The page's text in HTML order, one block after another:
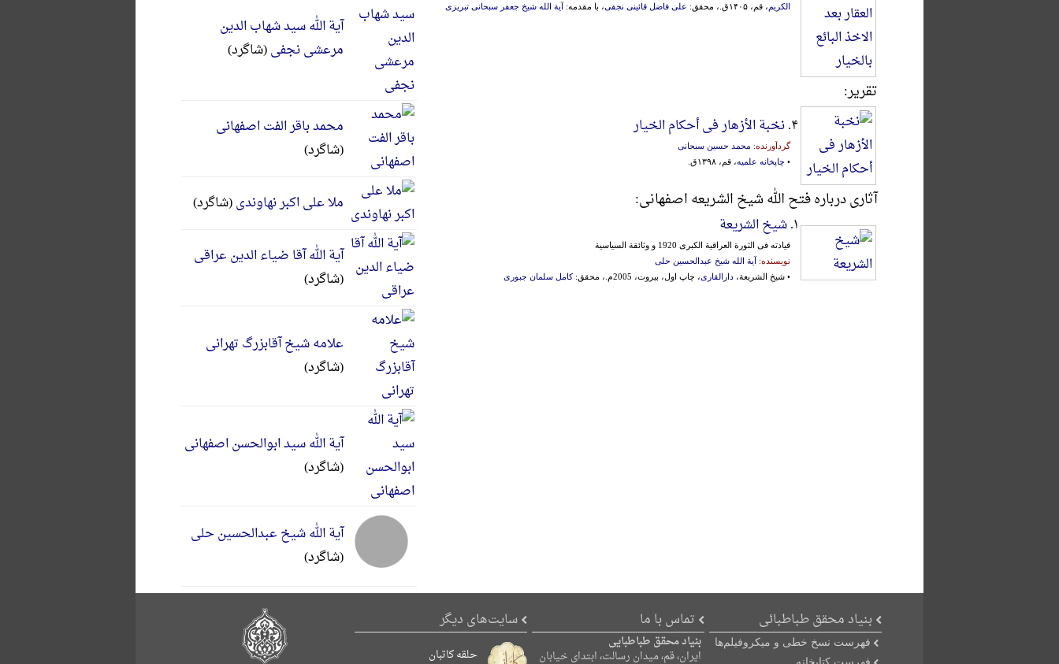
الکریم ، قم، ۱۴۰۵ق.، محقق: علی فاضل قائینی نجفی، با مقدمه: آیة الله شیخ جعفر سبحانی تبریزی
تقریر:
۴. نخبة الأزهار فی أحکام الخیار
گردآورنده: محمد حسین سبحانی
• چاپخانه علمیه، قم، ۱۳۹۸ق.
آثاری درباره فتح الله شیخ الشریعه اصفهانی:
۱. شیخ الشریعة
قیادته فی الثورة العراقیة الکبری 1920 و وثائقة السیاسیة
نویسنده: آیة الله شیخ عبدالحسین حلی
• شیخ الشریعة، دارالقاری، چاپ اول، بیروت، 2005م.، محقق: کامل سلمان جبوری
آیة الله سید شهاب الدین
مرعشی نجفی(شاگرد)
محمد باقر الفت اصفهانی
(شاگرد)
ملا علی اکبر نهاوندی(شاگرد)
آیة الله آقا ضیاء الدین عراقی
(شاگرد)
علامه شیخ آقابزرگ تهرانی
(شاگرد)
آیة الله سید ابوالحسن اصفهانی
(شاگرد)
آیة الله شیخ عبدالحسین حلی
(شاگرد)
بنیاد محقق طباطبائی
فهرست نسخ خطی و میکروفیلم‌ها
فهرست کتابخانه
تماس با ما
بنیاد محقق طباطبایی
ایران، قم، میدان رسالت، ابتدای خیابان
سایت‌های دیگر
حلقه کاتبان